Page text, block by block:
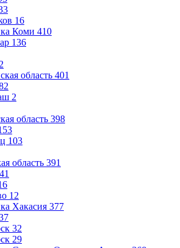
16
Коми 410
136
область 401
2
область 398
103
область 391
12
Хакасия 377
32
29